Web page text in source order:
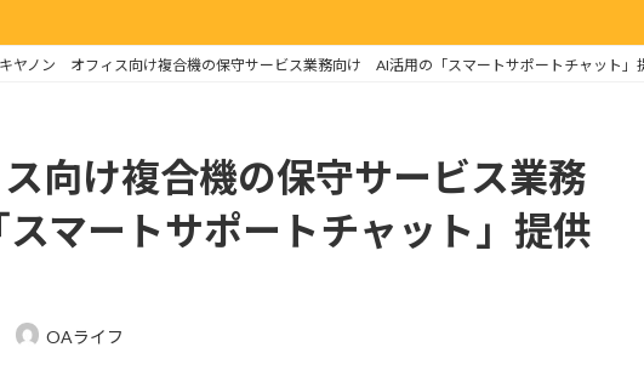
キヤノン オフィス向け複合機の保守サービス業務向け AI活用の「スマートサポートチャット」
向け複合機の保守サービス業務
マートサポートチャット」提供
OAライフ